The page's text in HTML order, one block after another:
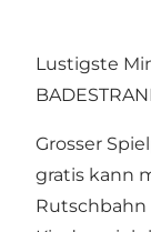
Lustigste
Grosser
gratis kann
Rutschbahn